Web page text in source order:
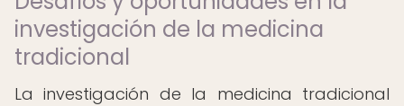
investigación de la medicina
tradicional
La investigación de la medicina tradicional